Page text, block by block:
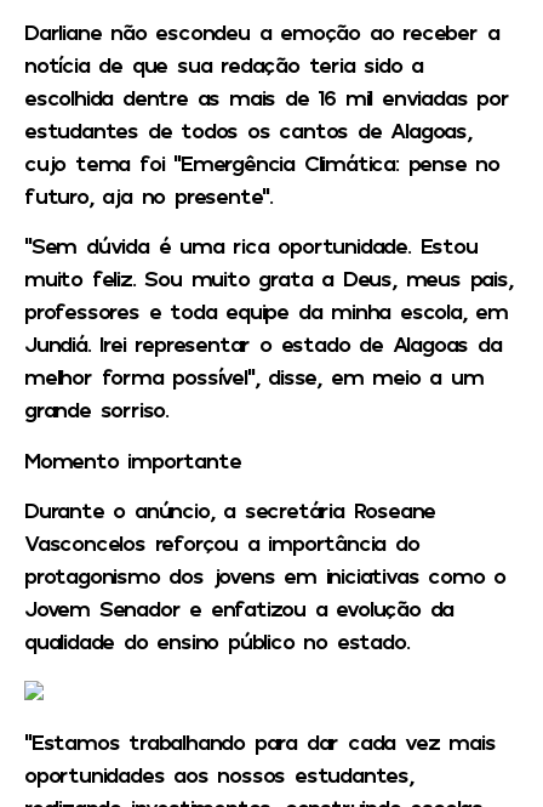
Darliane não escondeu a emoção ao receber a
notícia de que sua redação teria sido a
escolhida dentre as mais de 16 mil enviadas por
estudantes de todos os cantos de Alagoas,
cujo tema foi “Emergência Climática: pense no
futuro, aja no presente”.
“Sem dúvida é uma rica oportunidade. Estou
muito feliz. Sou muito grata a Deus, meus pais,
professores e toda equipe da minha escola, em
Jundiá. Irei representar o estado de Alagoas da
melhor forma possível”, disse, em meio a um
grande sorriso.
Momento importante
Durante o anúncio, a secretária Roseane
Vasconcelos reforçou a importância do
protagonismo dos jovens em iniciativas como o
Jovem Senador e enfatizou a evolução da
qualidade do ensino público no estado.
“Estamos trabalhando para dar cada vez mais
oportunidades aos nossos estudantes,